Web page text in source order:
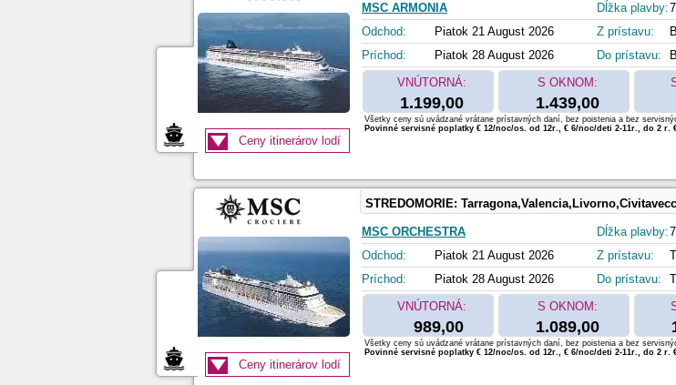
MSC ARMONIA
Odchod:
Piatok 21 August 2026
Príchod:
Piatok 28 August 2026
Dĺžka plavby:
Z prístavu:
Do prístavu:
VNÚTORNÁ:
1.199,00
S OKNOM:
1.439,00
Ceny itinerárov lodí
Všetky ceny sú uvádzané vrátane prístavných daní, bez poistenia a bez
Povinné servisné poplatky € 12/noc/os. od 12r., € 6/noc/deti 2-11r., do 2 r.
STREDOMORIE:
MSC ORCHESTRA
Odchod:
Piatok 21 August 2026
Príchod:
Piatok 28 August 2026
Dĺžka plavby:
Z prístavu:
Do prístavu:
VNÚTORNÁ:
989,00
S OKNOM:
1.089,00
Ceny itinerárov lodí
Všetky ceny sú uvádzané vrátane prístavných daní, bez poistenia a bez
Povinné servisné poplatky € 12/noc/os. od 12r., € 6/noc/deti 2-11r., do 2 r.